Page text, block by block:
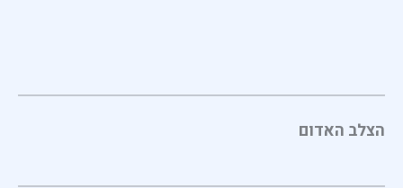
הצלב האדום